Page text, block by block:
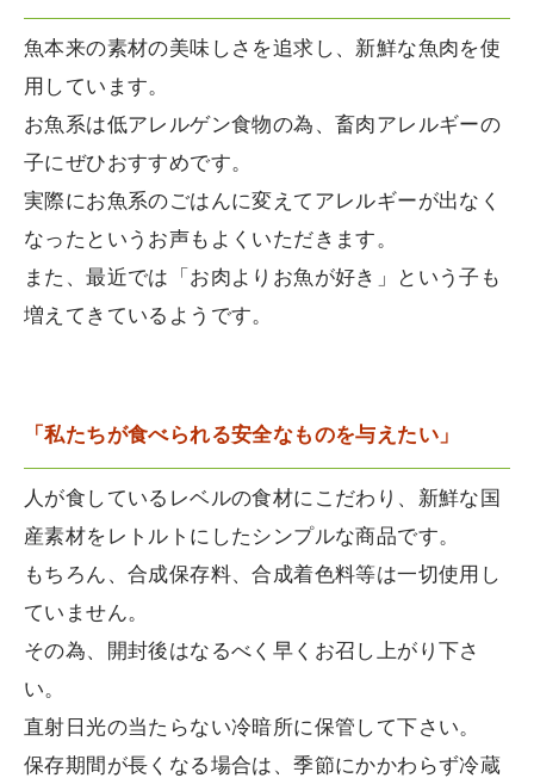
魚本来の素材の美味しさを追求し、新鮮な魚肉を使
用しています。
お魚系は低アレルゲン食物の為、畜肉アレルギーの
子にぜひおすすめです。
実際にお魚系のごはんに変えてアレルギーが出なく
なったというお声もよくいただきます。
また、最近では「お肉よりお魚が好き」という子も
増えてきているようです。
「私たちが食べられる安全なものを与えたい」
人が食しているレベルの食材にこだわり、新鮮な国
産素材をレトルトにしたシンプルな商品です。
もちろん、合成保存料、合成着色料等は一切使用し
ていません。
その為、開封後はなるべく早くお召し上がり下さ
い。
直射日光の当たらない冷暗所に保管して下さい。
保存期間が長くなる場合は、季節にかかわらず冷蔵